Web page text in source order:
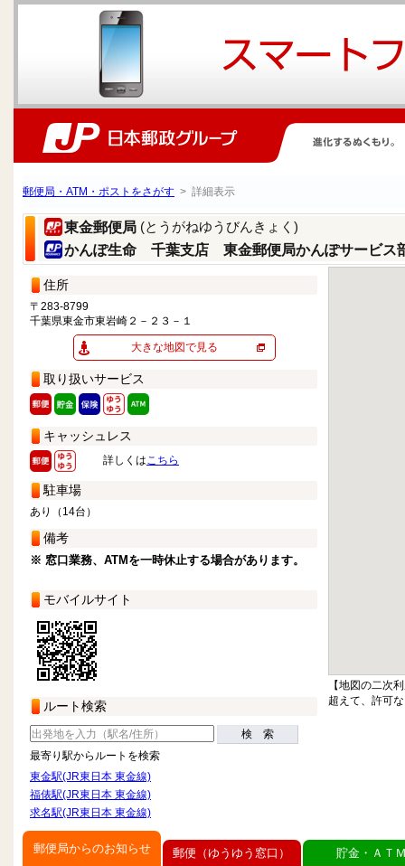
郵便局・ATM・ポストをさがす > 詳細表示
東金郵便局 (とうがねゆうびんきょく)
かんぽ生命 千葉支店 東金郵便局かんぽサービス
住所
〒283-8799
千葉県東金市東岩崎２－２３－１
大きな地図で見る
取り扱いサービス
キャッシュレス
詳しくはこちら
駐車場
あり（14台）
備考
※ 窓口業務、ATMを一時休止する場合があります。
モバイルサイト
ルート検索
検 索
最寄り駅からルートを検索
東金駅(JR東日本 東金線)
福俵駅(JR東日本 東金線)
求名駅(JR東日本 東金線)
【地図の二次
超えて、許可
郵便局からのお知らせ 郵便（ゆうゆう窓口） 貯金・ＡＴ